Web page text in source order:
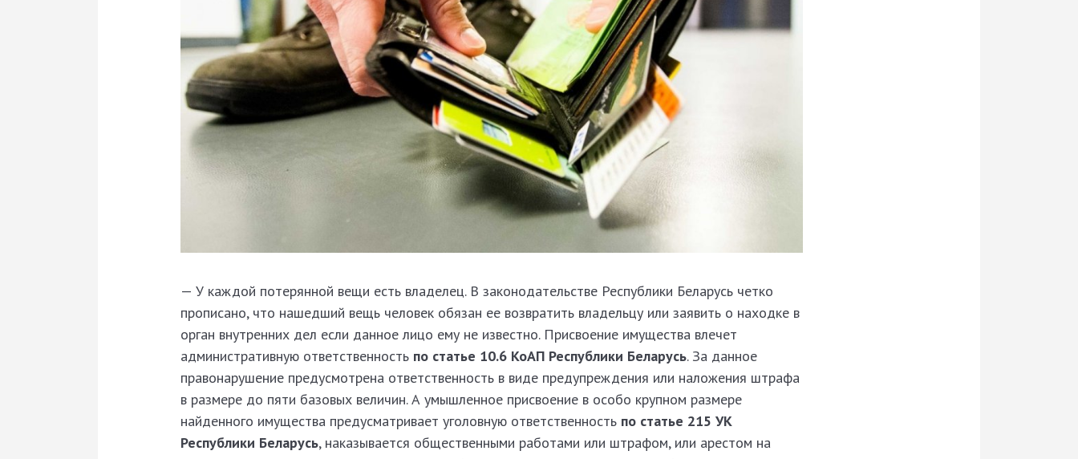
— У каждой потерянной вещи есть владелец. В законодательстве Республики Беларусь четко
прописано, что нашедший вещь человек обязан ее возвратить владельцу или заявить о находке в
орган внутренних дел если данное лицо ему не известно. Присвоение имущества влечет
административную ответственность по статье 10.6 КоАП Республики Беларусь. За данное
правонарушение предусмотрена ответственность в виде предупреждения или наложения штрафа
в размере до пяти базовых величин. А умышленное присвоение в особо крупном размере
найденного имущества предусматривает уголовную ответственность по статье 215 УК
Республики Беларусь, наказывается общественными работами или штрафом, или арестом на